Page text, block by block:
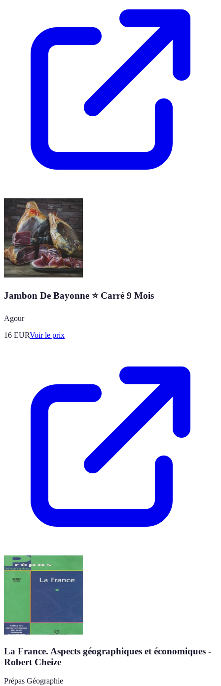
Jambon De Bayonne ⭐ Carré 9 Mois
Agour
16 EURVoir le prix
La France. Aspects géographiques et économiques -
Robert Cheize
Prépas Géographie